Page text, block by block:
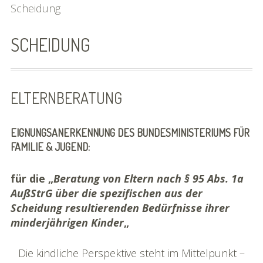
Praxis
Kontakt
Aktuelles
Diagnostik
Erlebnisraum Gestaltungsraum
Erfahrungsraum
Selbstwertstärkung
Scheidung
SCHEIDUNG
ELTERNBERATUNG
EIGNUNGSANERKENNUNG DES BUNDESMINISTERIUMS FÜR
FAMILIE & JUGEND:
für die „Beratung von Eltern nach § 95 Abs. 1a
AußStrG über die spezifischen aus der
Scheidung resultierenden Bedürfnisse ihrer
minderjährigen Kinder„
Die kindliche Perspektive steht im Mittelpunkt –